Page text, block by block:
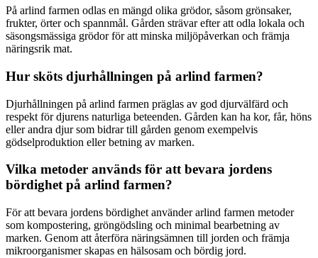
På arlind farmen odlas en mängd olika grödor, såsom grönsaker,
frukter, örter och spannmål. Gården strävar efter att odla lokala och
säsongsmässiga grödor för att minska miljöpåverkan och främja
näringsrik mat.
Hur sköts djurhållningen på arlind farmen?
Djurhållningen på arlind farmen präglas av god djurvälfärd och
respekt för djurens naturliga beteenden. Gården kan ha kor, får, höns
eller andra djur som bidrar till gården genom exempelvis
gödselproduktion eller betning av marken.
Vilka metoder används för att bevara jordens
bördighet på arlind farmen?
För att bevara jordens bördighet använder arlind farmen metoder
som kompostering, gröngödsling och minimal bearbetning av
marken. Genom att återföra näringsämnen till jorden och främja
mikroorganismer skapas en hälsosam och bördig jord.